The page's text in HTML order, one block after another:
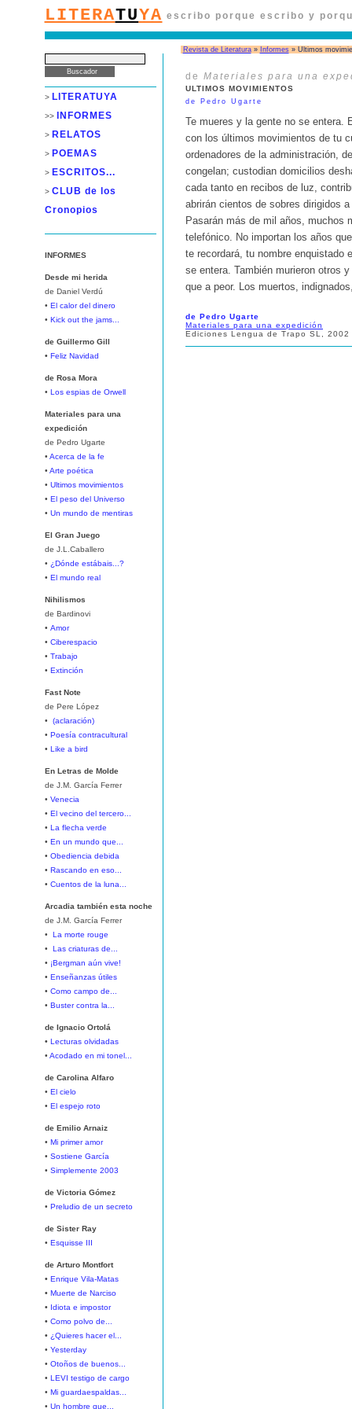
LITERATUYA escribo porque escribo y
Revista de Literatura» Informes» Ultimos
> LITERATUYA
>> INFORMES
> RELATOS
> POEMAS
> ESCRITOS...
> CLUB de los
Cronopios
INFORMES
Desde mi herida
de Daniel Verdú
• El calor del dinero
• Kick out the jams...
de Guillermo Gill
• Feliz Navidad
de Rosa Mora
• Los espias de Orwell
Materiales para una
expedición
de Pedro Ugarte
• Acerca de la fe
• Arte poética
• Ultimos movimientos
• El peso del Universo
• Un mundo de mentiras
El Gran Juego
de J.L.Caballero
• ¿Dónde estábais...?
• El mundo real
Nihilismos
de Bardinovi
• Amor
• Ciberespacio
• Trabajo
• Extinción
Fast Note
de Pere López
•
(aclaración)
• Poesía contracultural
• Like a bird
En Letras de Molde
de J.M. García Ferrer
• Venecia
• El vecino del tercero...
• La flecha verde
• En un mundo que...
• Obediencia debida
• Rascando en eso...
• Cuentos de la luna...
Arcadia también esta noche
de J.M. García Ferrer
•
La morte rouge
•
Las criaturas de...
• ¡Bergman aún vive!
• Enseñanzas útiles
• Como campo de...
• Buster contra la...
de Ignacio Ortolá
• Lecturas olvidadas
• Acodado en mi tonel...
de Carolina Alfaro
• El cielo
• El espejo roto
de Emilio Arnaiz
• Mi primer amor
• Sostiene García
• Simplemente 2003
de Victoria Gómez
• Preludio de un secreto
de Sister Ray
• Esquisse III
de Arturo Montfort
• Enrique Vila-Matas
• Muerte de Narciso
• Idiota e impostor
• Como polvo de...
• ¿Quieres hacer el...
• Yesterday
• Otoños de buenos...
• LEVI testigo de cargo
• Mi guardaespaldas...
• Un hombre que...
de Materiales para una
ULTIMOS MOVIMIENTOS
de Pedro Ugarte
Te mueres y la gente no se
con los últimos movimientos de tu
ordenadores de la administración,
congelan; custodian domicilios
cada tanto en recibos de luz,
abrirán cientos de sobres dirigidos
Pasarán más de mil años, muchos
telefónico. No importan los años
te recordará, tu nombre enquistado
se entera. También murieron otros
que a peor. Los muertos,
de Pedro Ugarte
Materiales para una expedición
Ediciones Lengua de Trapo SL, 2002